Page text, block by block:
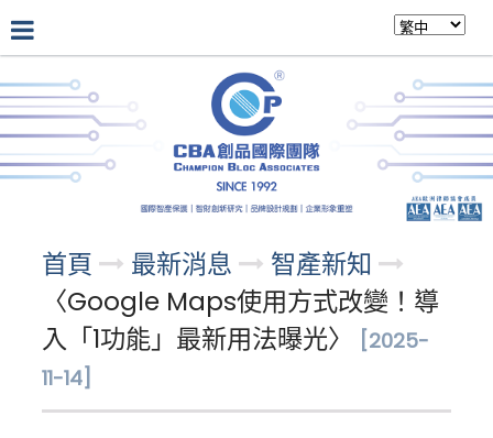
公司介紹 專業團隊
首頁 最新消息
智產新知
〈Google Maps使用方式改變！導
入「1功能」最新用法曝光〉
[2025-
11-14]